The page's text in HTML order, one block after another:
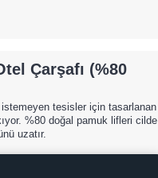
Çarşafı (%80
tesisler için tasarlanan
%80 doğal pamuk lifleri cilde
uzatır.